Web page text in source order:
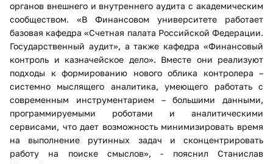
органов внешнего и внутреннего аудита с академическим
сообществом. «В Финансовом университете работает
базовая кафедра «Счетная палата Российской Федерации.
Государственный аудит», а также кафедра «Финансовый
контроль и казначейское дело». Вместе они реализуют
подходы к формированию нового облика контролера –
системно мыслящего аналитика, умеющего работать с
современным инструментарием – большими данными,
программируемыми роботами и аналитическими
сервисами, что дает возможность минимизировать время
на выполнение рутинных задач и сконцентрировать
работу на поиске смыслов», - пояснил Станислав